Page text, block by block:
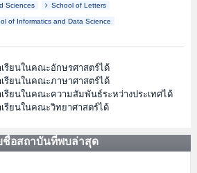
Sciences School of Letters
of Informatics and Data Science
รียนในคณะอักษรศาสตร์ได้
รียนในคณะภาษาศาสตร์ได้
รียนในคณะความสัมพันธ์ระหว่างประเทศได้
รียนในคณะวิทยาศาสตร์ได้
ชื่อสถาบันที่พบล่าสุด